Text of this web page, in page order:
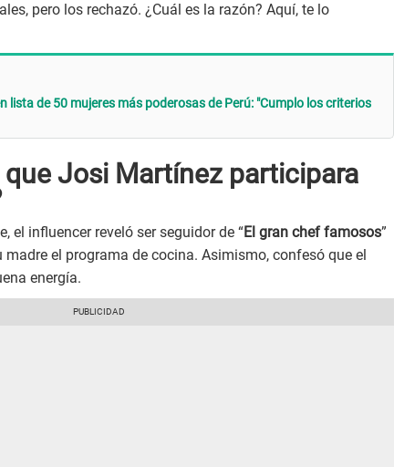
pero los rechazó. ¿Cuál es la razón? Aquí, te lo
lista de 50 mujeres más poderosas de Perú: "Cumplo los criterios
Josi Martínez participara
el influencer reveló ser seguidor de “El gran chef famosos”
el programa de cocina. Asimismo, confesó que el
energía.